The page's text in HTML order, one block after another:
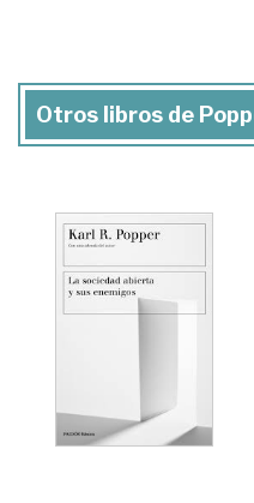
Otros libros de